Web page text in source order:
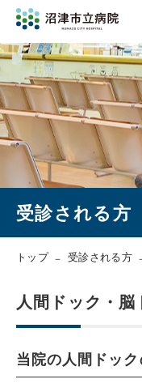
受診される方
トップ 受診される方
人間ドック・脳
当院の人間ドッ